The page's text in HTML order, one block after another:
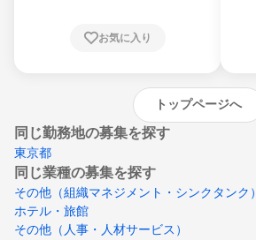
崎県、熊本県、大分県、宮崎県、鹿児島県、
お気に入り
トップページへ
同じ勤務地の募集を探す
東京都
同じ業種の募集を探す
その他（組織マネジメント・シンクタンク）
ホテル・旅館
その他（人事・人材サービス）